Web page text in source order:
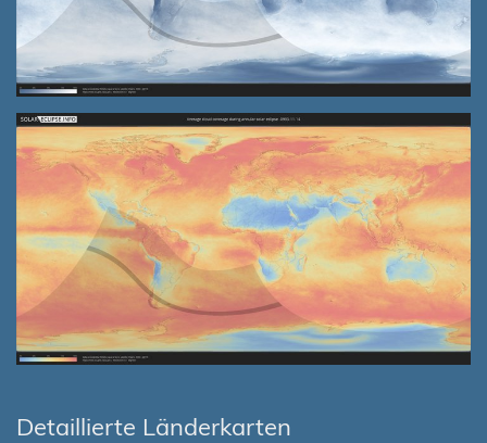
Detaillierte Länderkarten